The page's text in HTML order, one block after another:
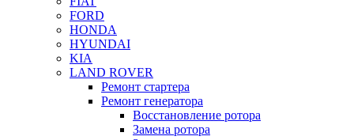
FORD
HONDA
HYUNDAI
KIA
LAND ROVER
Ремонт стартера
Ремонт генератора
Восстановление ротора
Замена ротора